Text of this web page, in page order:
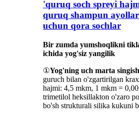
'quruq soch spreyi
quruq shampun
uchun qora sochlar
Bir zumda yumshoqlikni
ichida yog'siz yangilik
①Yog'ning uch marta
guruch bilan o'zgartirilgan
hajmi: 4,5 mkm, 1 mkm =
trimetilol heksillakton o'zaro
bo'sh strukturali silika kukuni